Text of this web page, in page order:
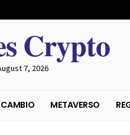
𝐂𝐫𝐲𝐩𝐭𝐨
7, 2026